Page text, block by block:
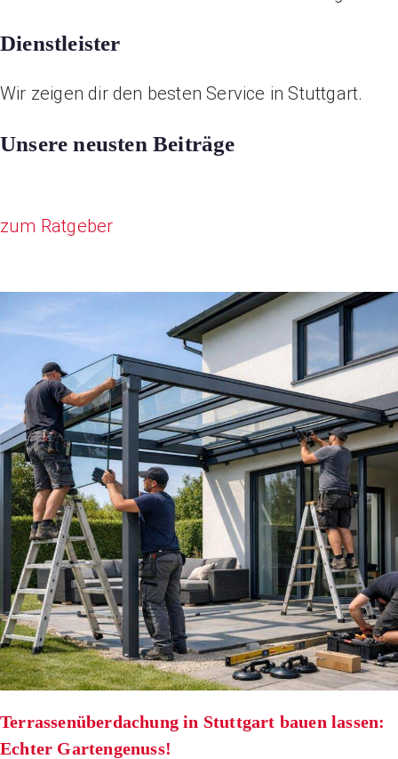
Dienstleister
Wir zeigen dir den besten Service in Stuttgart.
Unsere neusten Beiträge
zum Ratgeber
Terrassenüberdachung in Stuttgart bauen lassen:
Echter Gartengenuss!